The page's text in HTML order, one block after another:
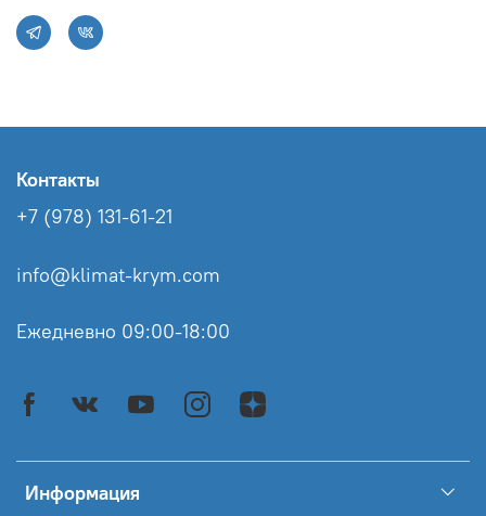
Информация
Контакты
+7 (978) 131-61-21
info@klimat-krym.com
Ежедневно 09:00-18:00